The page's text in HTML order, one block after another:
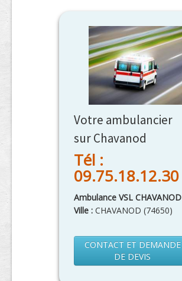
Votre ambulancier
sur Chavanod
Tél :
09.75.18.12.30
Ambulance VSL CHAVANOD
Ville : CHAVANOD (74650)
CONTACT ET DEMANDE
DE DEVIS